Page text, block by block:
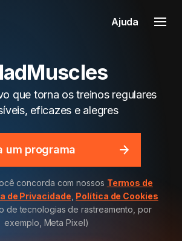
Ajuda
que torna os treinos regulares
eficazes e alegres
um programa
concorda com nossos Termos de
de Privacidade Política de Cookies
de tecnologias de rastreamento, por
exemplo, Meta Pixel)